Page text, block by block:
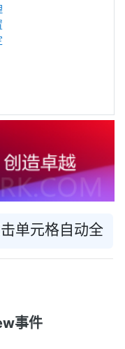
单元格自动全
事件